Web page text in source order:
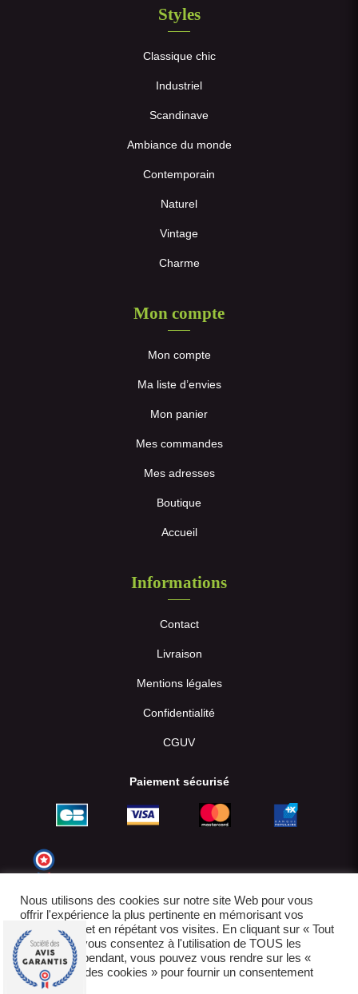
Styles
Classique chic
Industriel
Scandinave
Ambiance du monde
Contemporain
Naturel
Vintage
Charme
Mon compte
Mon compte
Ma liste d’envies
Mon panier
Mes commandes
Mes adresses
Boutique
Accueil
Informations
Contact
Livraison
Mentions légales
Confidentialité
CGUV
Paiement sécurisé
Nous utilisons des cookies sur notre site Web pour vous
offrir l'expérience la plus pertinente en mémorisant vos
préférences et en répétant vos visites. En cliquant sur « Tout
accepter », vous consentez à l'utilisation de TOUS les
cookies. Cependant, vous pouvez vous rendre sur les «
Paramètres des cookies » pour fournir un consentement
contrôlé.